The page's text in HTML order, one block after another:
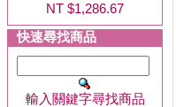
NT $1,286.67
快速尋找商品
輸入關鍵字尋找商品